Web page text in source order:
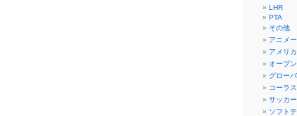
LHR
PTA
その他
アニメ
アメリ
オープ
グロー
コーラ
サッカ
ソフト